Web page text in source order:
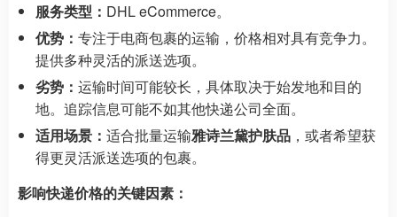
服务类型： DHL eCommerce。
优势： 专注于电商包裹的运输，价格相对具有竞争力。
提供多种灵活的派送选项。
劣势： 运输时间可能较长，具体取决于始发地和目的
地。追踪信息可能不如其他快递公司全面。
适用场景： 适合批量运输雅诗兰黛护肤品 ，或者希望获
得更灵活派送选项的包裹。
影响快递价格的关键因素：